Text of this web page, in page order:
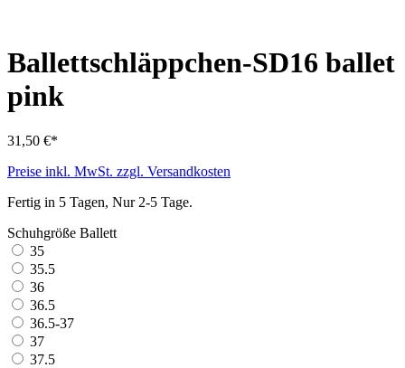
Ballettschläppchen-SD16 ballet
pink
31,50 €*
Preise inkl. MwSt. zzgl. Versandkosten
Fertig in 5 Tagen, Nur 2-5 Tage.
Schuhgröße Ballett
35
35.5
36
36.5
36.5-37
37
37.5